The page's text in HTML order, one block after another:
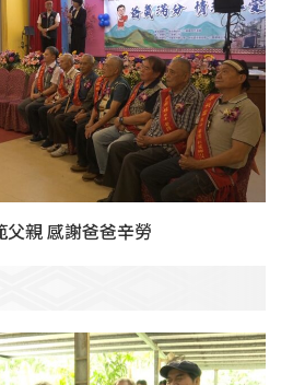
親 感謝爸爸辛勞